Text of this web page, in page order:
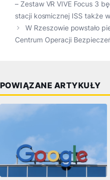
– Zestaw VR VIVE Focus 3
stacji kosmicznej ISS także
W Rzeszowie powstało
Centrum Operacji
POWIĄZANE ARTYKUŁY